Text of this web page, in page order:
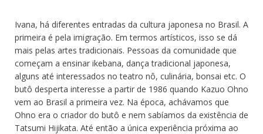
Ivana, há diferentes entradas da cultura japonesa no Brasil. A
primeira é pela imigração. Em termos artísticos, isso se dá
mais pelas artes tradicionais. Pessoas da comunidade que
começam a ensinar ikebana, dança tradicional japonesa,
alguns até interessados no teatro nô, culinária, bonsai etc. O
butô desperta interesse a partir de 1986 quando Kazuo Ohno
vem ao Brasil a primeira vez. Na época, achávamos que
Ohno era o criador do butô e nem sabíamos da existência de
Tatsumi Hijikata. Até então a única experiência próxima ao